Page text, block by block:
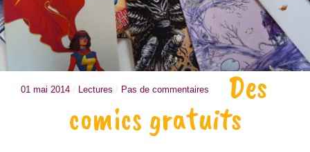
01 mai 2014 / Lectures / Pas de commentaires Des
comics gratuits